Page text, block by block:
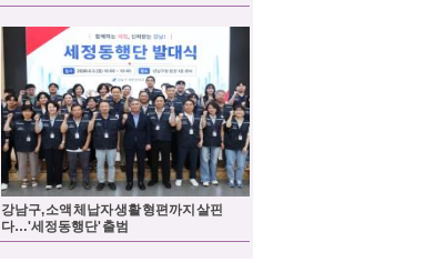
강남구, 소액 체납자 생활 형편까지 살핀
다…'세정동행단' 출범